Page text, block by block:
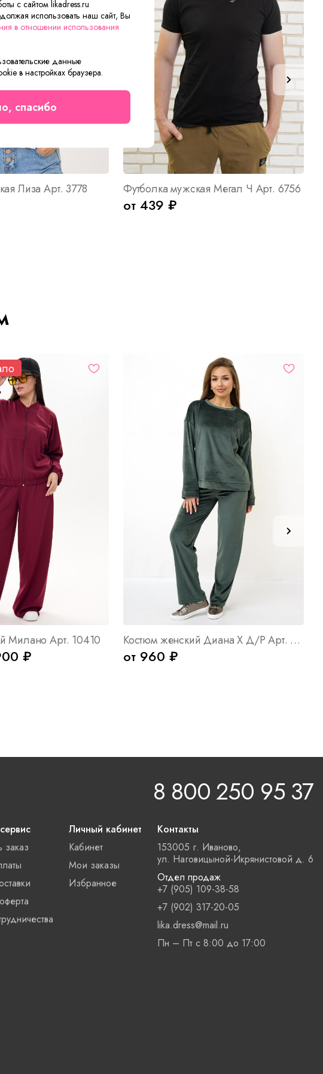
Лиза Арт. 3778 Футболка мужская Мегал Ч Арт. 6756
от 439 ₽
Милано Арт. 10410
₽
Костюм женский Диана Х Д/Р Арт. 10330
от 960 ₽
8 800 250 95 37
заказ
Личный кабинет
Кабинет
Мои заказы
Избранное
Контакты
153005 г. Иваново,
ул. Наговицыной-Икрянистовой д. 6
Отдел продаж
+7 (905) 109-38-58
+7 (902) 317-20-05
lika.dress@mail.ru
Пн – Пт с 8:00 до 17:00
с сайтом likadress.ru
использовать наш сайт, Вы
в отношении использования
данные
в настройках браузера.
спасибо